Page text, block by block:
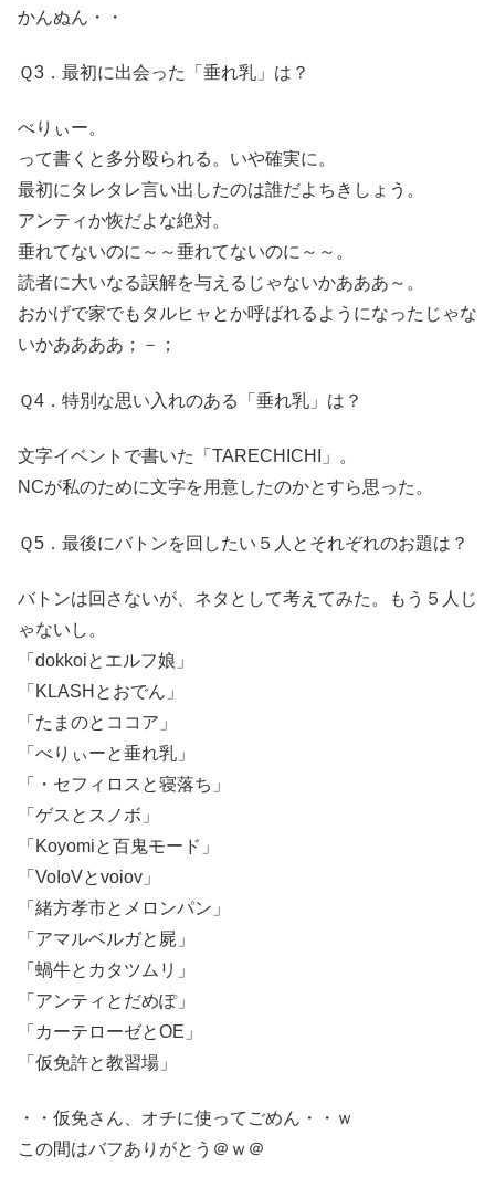
かんぬん・・
Ｑ3．最初に出会った「垂れ乳」は？
べりぃー。
って書くと多分殴られる。いや確実に。
最初にタレタレ言い出したのは誰だよちきしょう。
アンティか恢だよな絶対。
垂れてないのに～～垂れてないのに～～。
読者に大いなる誤解を与えるじゃないかあああ～。
おかげで家でもタルヒャとか呼ばれるようになったじゃな
いかああああ；－；
Ｑ4．特別な思い入れのある「垂れ乳」は？
文字イベントで書いた「TARECHICHI」。
NCが私のために文字を用意したのかとすら思った。
Ｑ5．最後にバトンを回したい５人とそれぞれのお題は？
バトンは回さないが、ネタとして考えてみた。もう５人じ
ゃないし。
「dokkoiとエルフ娘」
「KLASHとおでん」
「たまのとココア」
「べりぃーと垂れ乳」
「・セフィロスと寝落ち」
「ゲスとスノボ」
「Koyomiと百鬼モード」
「VoIoVとvoiov」
「緒方孝市とメロンパン」
「アマルベルガと屍」
「蝸牛とカタツムリ」
「アンティとだめぽ」
「カーテローゼとOE」
「仮免許と教習場」
・・仮免さん、オチに使ってごめん・・ｗ
この間はバフありがとう＠ｗ＠